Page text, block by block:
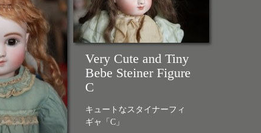
Very Cute and Tiny
Bebe Steiner Figure
C
キュートなスタイナーフィ
ギャ「C」